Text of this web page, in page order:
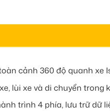
cảnh 360 độ quanh xe
lùi xe và di chuyển
trình 4 phía, lưu trữ dữ